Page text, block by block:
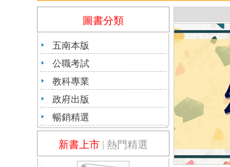
圖書分類
五南本版
公職考試
教科專業
政府出版
暢銷精選
新書上市 | 熱門精選